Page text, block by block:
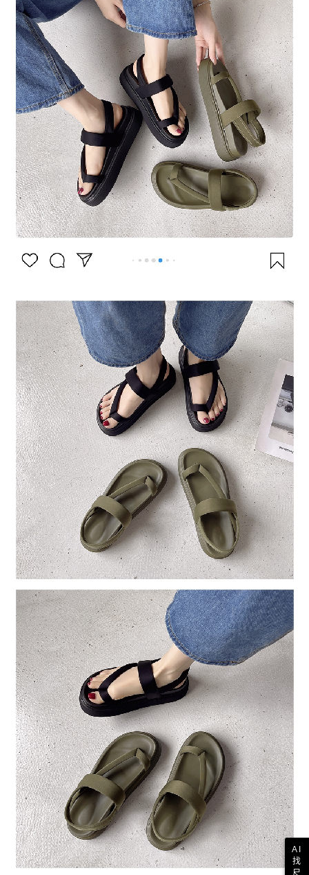
AI
找
尺